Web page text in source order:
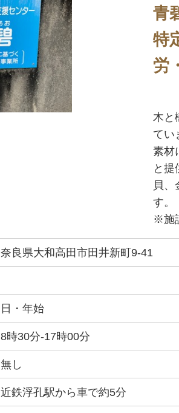
青
特
労
木と
てい
素材
と提
貝、
す。
※施
奈良県大和高田市田井新町9-41
日・年始
8時30分-17時00分
無し
近鉄浮孔駅から車で約5分